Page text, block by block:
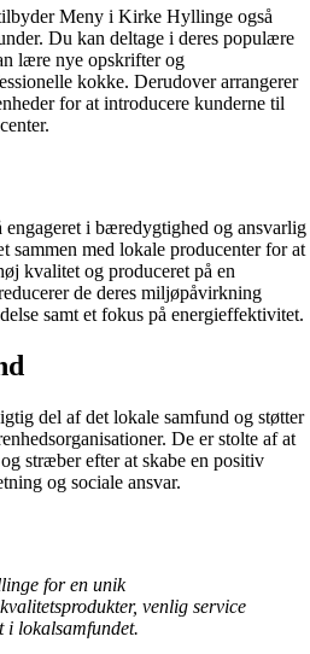
Meny i Kirke Hyllinge også
Du kan deltage i deres populære
lære nye opskrifter og
kokke. Derudover arrangerer
for at introducere kunderne til
i bæredygtighed og ansvarlig
sammen med lokale producenter for at
kvalitet og produceret på en
de deres miljøpåvirkning
samt et fokus på energieffektivitet.
del af det lokale samfund og støtter
De er stolte af at
stræber efter at skabe en positiv
og sociale ansvar.
for en unik
venlig service
i lokalsamfundet.